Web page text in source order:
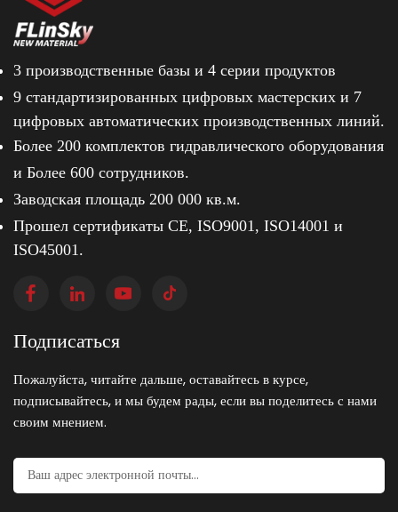
3 производственные базы и 4 серии продуктов
9 стандартизированных цифровых мастерских и 7
цифровых автоматических производственных линий.
Более 200 комплектов гидравлического оборудования
и Более 600 сотрудников.
Заводская площадь 200 000 кв.м.
Прошел сертификаты CE, ISO9001, ISO14001 и
ISO45001.
Подписаться
Пожалуйста, читайте дальше, оставайтесь в курсе,
подписывайтесь, и мы будем рады, если вы поделитесь с нами
своим мнением.